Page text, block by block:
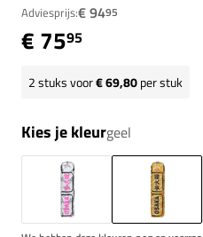
Adviesprijs:€ 9495
€ 7595
2stuks voor€ 69,80per stuk
Kies je kleurgeel